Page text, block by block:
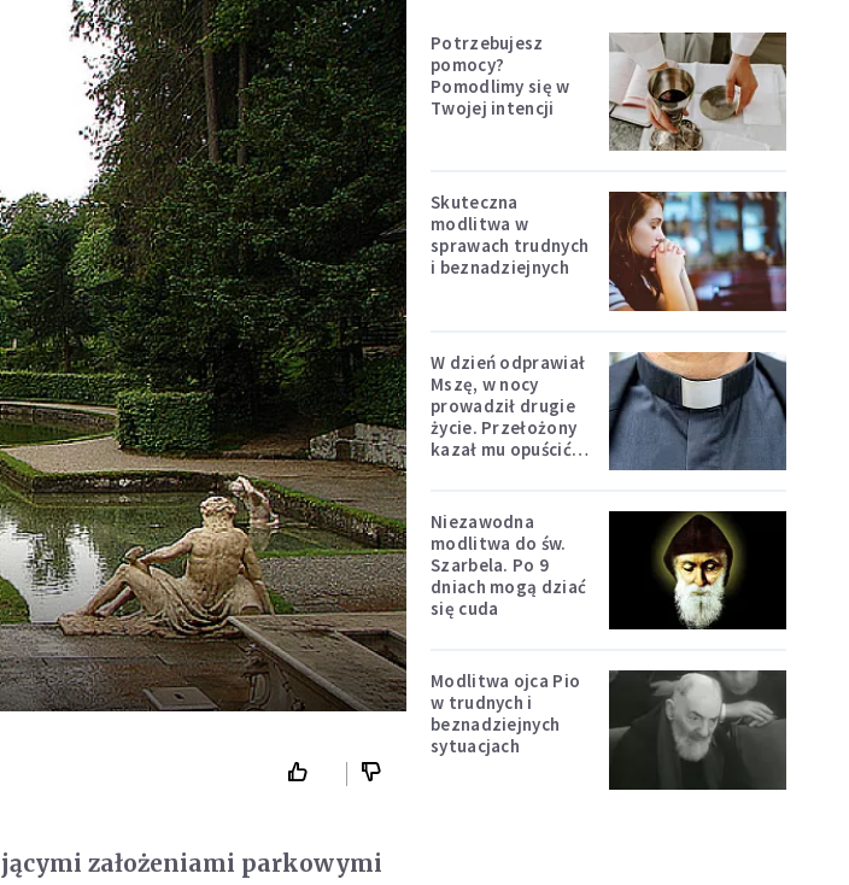
założeniami parkowymi
Potrzebujesz
pomocy?
Pomodlimy się w
Twojej intencji
Skuteczna
modlitwa w
sprawach trudnych
i beznadziejnych
W dzień odprawiał
Mszę, w nocy
prowadził drugie
życie. Przełożony
kazał mu opuścić
Niezawodna
modlitwa do św.
Szarbela. Po 9
dniach mogą dziać
się cuda
Modlitwa ojca Pio
w trudnych i
beznadziejnych
sytuacjach